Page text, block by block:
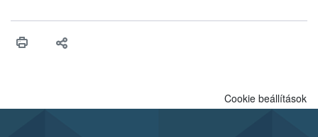
higiéniai szabályok betartása, a megfelelő hőkezelés, valamint a
biztonsági Hivatal (Nébih) Oktatási Programja összegyűjtötte a
Cookie beállítások